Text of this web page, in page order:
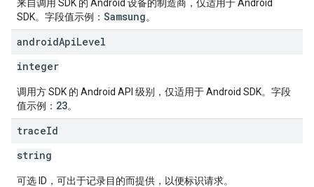
来自调用 SDK 的 Android 设备的制造商，仅适用于 Android
SDK。字段值示例： Samsung。
androidApiLevel
integer
调用方 SDK 的 Android API 级别，仅适用于 Android SDK。字段
值示例： 23。
traceId
string
可选 ID，可出于记录目的而提供，以便标识请求。